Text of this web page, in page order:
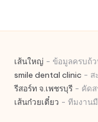
เส้นใหญ่ - ข้อมูลครบถ้ว
smile dental clinic - ส
รีสอร์ท จ.เพชรบุรี - คัด
เส้นก๋วยเตี๋ยว - ทีมงาน